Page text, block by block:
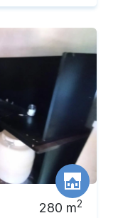
280 m2